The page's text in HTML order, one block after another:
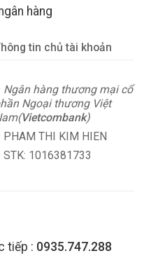
hàng
tin chủ tài khoản
Ngân hàng thương mại cổ
Ngoại thương Việt
Vietcombank)
PHAM THI KIM HIEN
STK: 1016381733
tiếp : 0935.747.288